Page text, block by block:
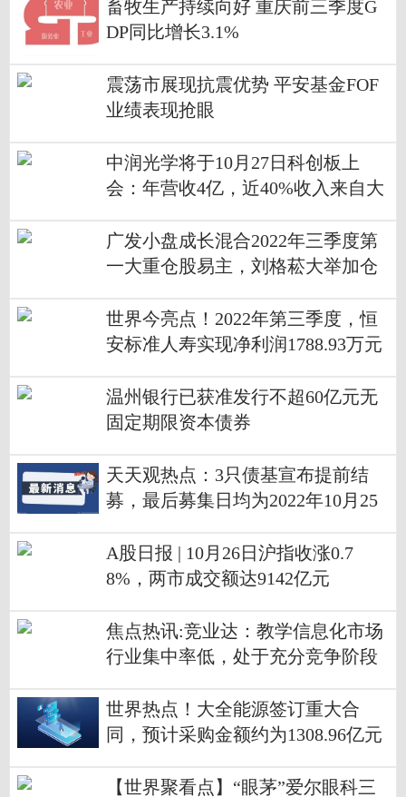
畜牧生产持续向好 重庆前三季度G
DP同比增长3.1%
震荡市展现抗震优势 平安基金FOF
业绩表现抢眼
中润光学将于10月27日科创板上
会：年营收4亿，近40%收入来自大
广发小盘成长混合2022年三季度第
一大重仓股易主，刘格菘大举加仓
世界今亮点！2022年第三季度，恒
安标准人寿实现净利润1788.93万元
温州银行已获准发行不超60亿元无
固定期限资本债券
天天观热点：3只债基宣布提前结
募，最后募集日均为2022年10月25
A股日报 | 10月26日沪指收涨0.7
8%，两市成交额达9142亿元
焦点热讯:竞业达：教学信息化市场
行业集中率低，处于充分竞争阶段
世界热点！大全能源签订重大合
同，预计采购金额约为1308.96亿元
【世界聚看点】“眼茅”爱尔眼科三